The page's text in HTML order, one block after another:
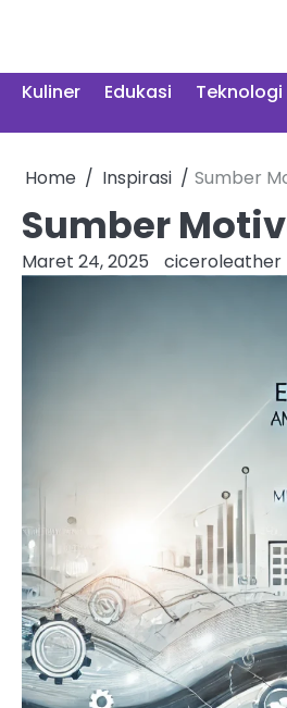
Kuliner
Edukasi Teknologi
Home Inspirasi Sumber
Sumber
Maret 24, 2025 ciceroleather